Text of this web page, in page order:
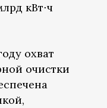
кВт⋅ч
охват
очистки